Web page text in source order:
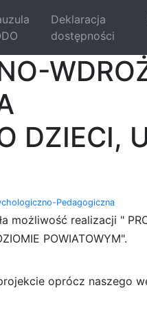
Deklaracja
dostępności
DZIECI,
Pedagogiczna
realizacji "
POWIATOWYM".
oprócz naszego